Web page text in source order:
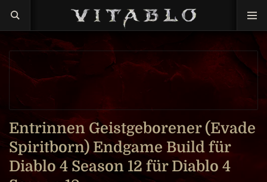
Entrinnen Geistgeborener (Evade
Spiritborn) Endgame Build für
Diablo 4 Season 12 für Diablo 4